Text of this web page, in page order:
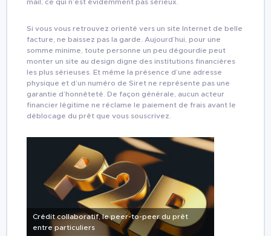
mail, ce qui n’est évidemment pas sérieux.
Si vous vous retrouvez orienté vers un site Internet de belle
facture, ne baissez pas la garde. Aujourd’hui, pour une
somme minime, toute personne un peu dégourdie peut
monter un site au design digne des institutions financières
les plus sérieuses. Et même la présence d’une adresse
physique et d’un numéro de Siret ne représente pas une
garantie d’honnêteté. De façon générale, aucun acteur
financier légitime ne réclame le paiement de frais avant le
déblocage du prêt que vous souscrivez.
Crédit collaboratif, le peer-to-peer du prêt
entre particuliers